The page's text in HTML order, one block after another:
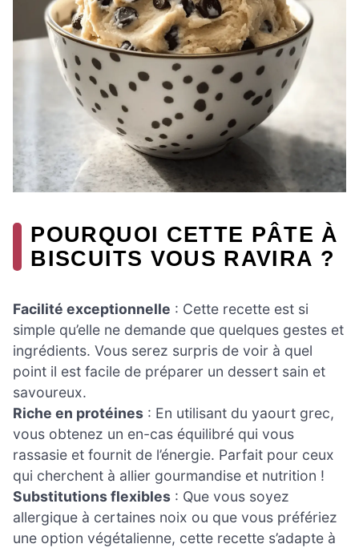
POURQUOI CETTE PÂTE À
BISCUITS VOUS RAVIRA ?
Facilité exceptionnelle : Cette recette est si
simple qu’elle ne demande que quelques gestes et
ingrédients. Vous serez surpris de voir à quel
point il est facile de préparer un dessert sain et
savoureux.
Riche en protéines : En utilisant du yaourt grec,
vous obtenez un en-cas équilibré qui vous
rassasie et fournit de l’énergie. Parfait pour ceux
qui cherchent à allier gourmandise et nutrition !
Substitutions flexibles : Que vous soyez
allergique à certaines noix ou que vous préfériez
une option végétalienne, cette recette s’adapte à